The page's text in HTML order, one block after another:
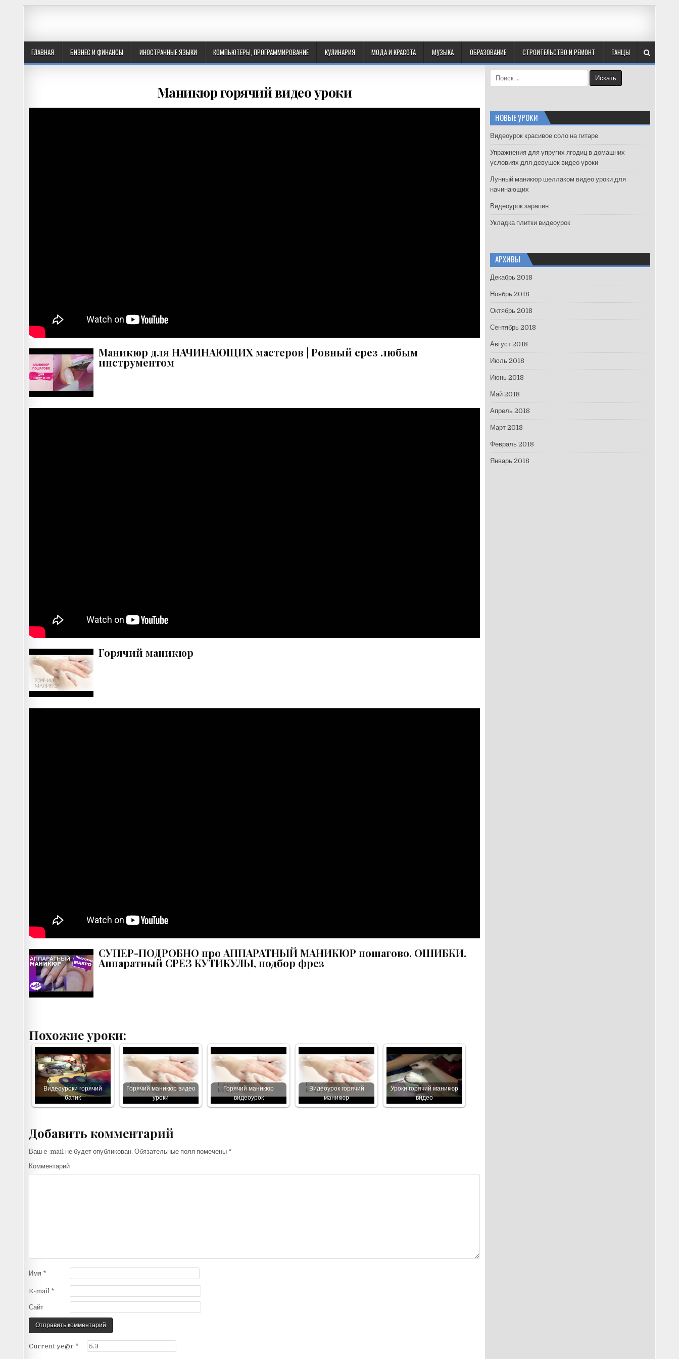
ГЛАВНАЯ БИЗНЕС И ФИНАНСЫ ИНОСТРАННЫЕ ЯЗЫКИ КОМПЬЮТЕРЫ, ПРОГРАММИРОВАНИЕ КУЛИНАРИЯ МОДА И КРАСОТА МУЗЫКА ОБРАЗОВАНИЕ СТРОИТЕЛЬСТВО И РЕМОНТ ТАНЦЫ
Маникюр горячий видео уроки
Маникюр для НАЧИНАЮЩИХ мастеров | Ровный срез любым
инструментом
Горячий маникюр
СУПЕР-ПОДРОБНО про АППАРАТНЫЙ МАНИКЮР пошагово. ОШИБКИ.
Аппаратный СРЕЗ КУТИКУЛЫ, подбор фрез
Похожие уроки:
Видеоуроки горячий
батик
Горячий маникюр видео
уроки
Горячий маникюр
видеоурок
Видеоурок горячий
маникюр
Уроки горячий маникюр
видео
Добавить комментарий
Ваш e-mail не будет опубликован. Обязательные поля помечены *
Комментарий
Имя *
E-mail *
Сайт
Current ye@r *
e
h
f
r
:
НОВЫЕ УРОКИ
Видеоурок красивое соло на гитаре
Упражнения для упругих ягодиц в домашних
условиях для девушек видео уроки
Лунный маникюр шеллаком видео уроки для
начинающих
Видеоурок зарапин
Укладка плитки видеоурок
АРХИВЫ
Декабрь 2018
Ноябрь 2018
Октябрь 2018
Сентябрь 2018
Август 2018
Июль 2018
Июнь 2018
Май 2018
Апрель 2018
Март 2018
Февраль 2018
Январь 2018